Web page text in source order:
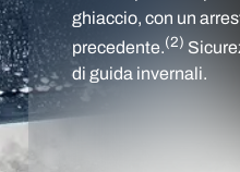
ghiaccio, con un
precedente.(2)
di guida invernali.